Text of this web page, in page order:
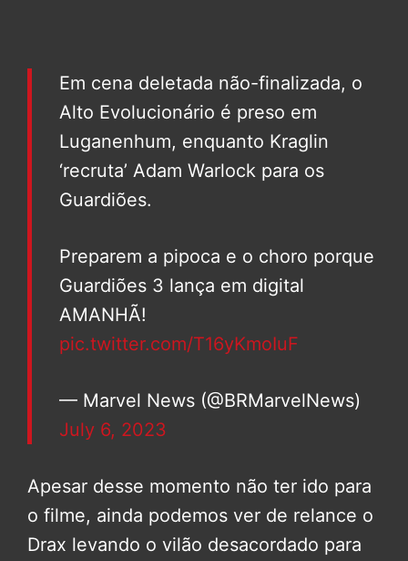
Em cena deletada não-finalizada, o
Alto Evolucionário é preso em
Luganenhum, enquanto Kraglin
‘recruta’ Adam Warlock para os
Guardiões.
Preparem a pipoca e o choro porque
Guardiões 3 lança em digital
AMANHÃ!
pic.twitter.com/T16yKmoIuF
— Marvel News (@BRMarvelNews)
July 6, 2023
Apesar desse momento não ter ido para
o filme, ainda podemos ver de relance o
Drax levando o vilão desacordado para